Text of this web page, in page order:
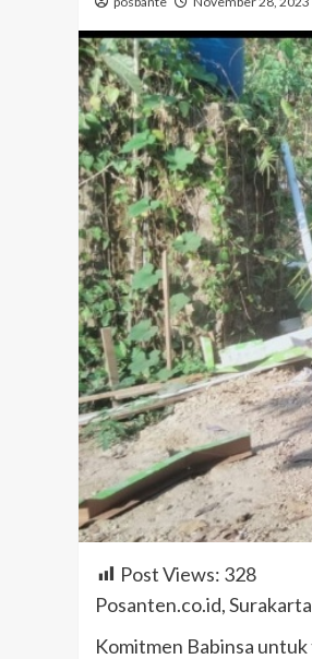
Post Views: 328
Posanten.co.id,
Komitmen Babinsa